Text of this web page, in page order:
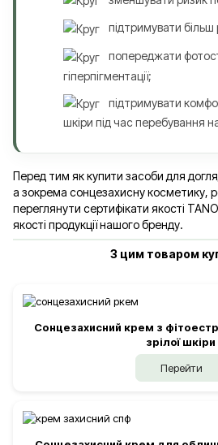
підтримувати більш
попереджати
гіперпігментації;
підтримувати
шкіри під час перебування
Перед тим як купити засоби для
а зокрема сонцезахисну косметику,
переглянути сертифікати якості
якості продукції нашого бренду.
З цим товаром
Сонцезахисний крем з
зрілої шкіри
Перейти